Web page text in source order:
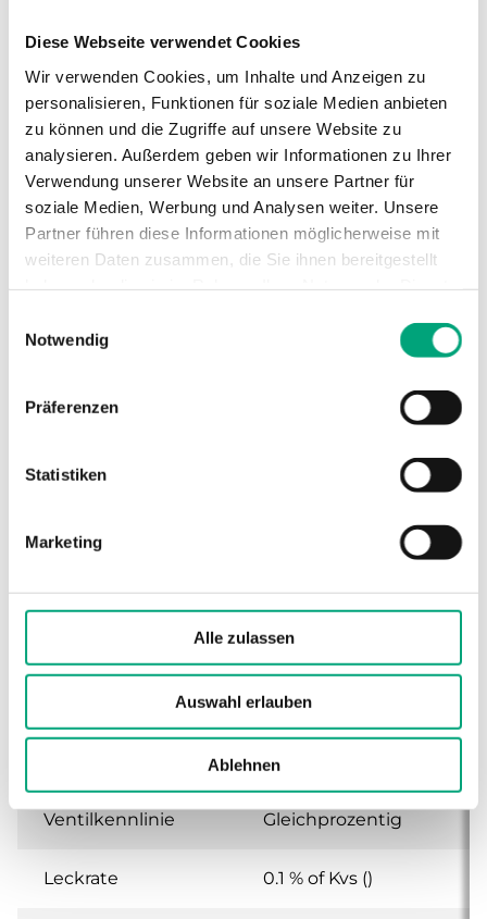
Diese Webseite verwendet Cookies
Wir verwenden Cookies, um Inhalte und Anzeigen zu
personalisieren, Funktionen für soziale Medien anbieten
zu können und die Zugriffe auf unsere Website zu
analysieren. Außerdem geben wir Informationen zu Ihrer
Verwendung unserer Website an unsere Partner für
soziale Medien, Werbung und Analysen weiter. Unsere
Partner führen diese Informationen möglicherweise mit
weiteren Daten zusammen, die Sie ihnen bereitgestellt
Notwendig
Präferenzen
Statistiken
Marketing
Alle zulassen
Auswahl erlauben
Ablehnen
Max.
1600 kPa
Medientemperatur -5…150 °C
Stutzen DZR Messing CW511L
Verschlussdeckel DZR Messing CW511L
Regelventil, DN15-50, Kvs 0,63-40, Rotguss,
Lüftung
Anschlussarten
BSP-Außengewinde
gemäß according to ISO
228/1
Ventilkennlinie Gleichprozentig
Leckrate 0.1 % of Kvs ()